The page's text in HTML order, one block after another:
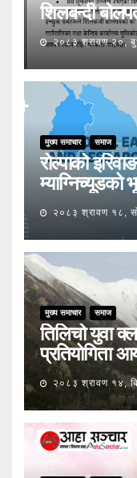
शिलबन्दी
२०८३ श्रावण २०,
मुख्य समाचार समाज
रोल्पाको
म्याग्निच्यूडको
२०८३ श्रावण १८,
मुख्य समाचार समाज
तिलिचो युवा
प्रतियोगिता
२०८३ श्रावण १४,